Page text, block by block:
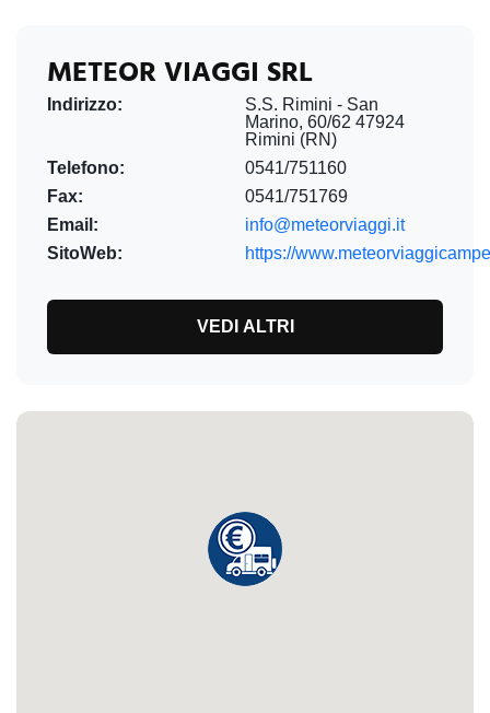
METEOR VIAGGI SRL
Indirizzo:
S.S. Rimini - San
Marino, 60/62 47924
Rimini (RN)
Telefono:
0541/751160
Fax:
0541/751769
Email:
info@meteorviaggi.it
SitoWeb:
https://
VEDI ALTRI